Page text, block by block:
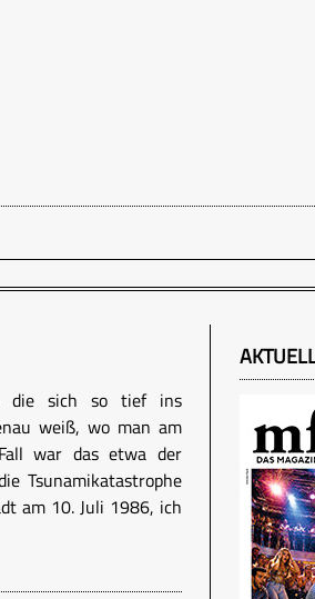
die sich so tief ins
weiß, wo man am
war das etwa der
Tsunamikatastrophe
am 10. Juli 1986, ich